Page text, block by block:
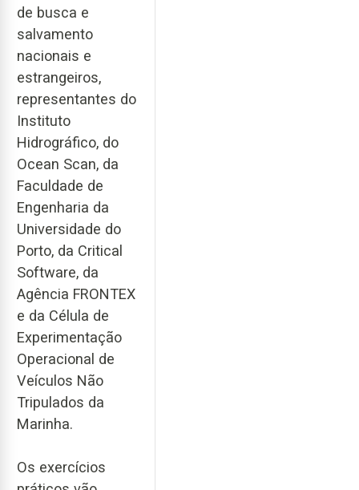
de busca e
salvamento
nacionais e
estrangeiros,
representantes do
Instituto
Hidrográfico, do
Ocean Scan, da
Faculdade de
Engenharia da
Universidade do
Porto, da Critical
Software, da
Agência FRONTEX
e da Célula de
Experimentação
Operacional de
Veículos Não
Tripulados da
Marinha.
Os exercícios